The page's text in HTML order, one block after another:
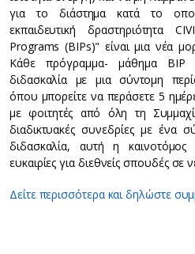
για το διάστημα κατά το
εκπαιδευτική δραστηριότητα
Programs (BIPs)" είναι μια νέα
Κάθε πρόγραμμα- μάθημα BIP
διδασκαλία με μια σύντομη
όπου μπορείτε να περάσετε 5
με φοιτητές από όλη τη
διαδικτυακές συνεδρίες με ένα
διδασκαλία, αυτή η
ευκαιρίες για διεθνείς σπουδές σε
Δείτε περισσότερα και δηλώστε